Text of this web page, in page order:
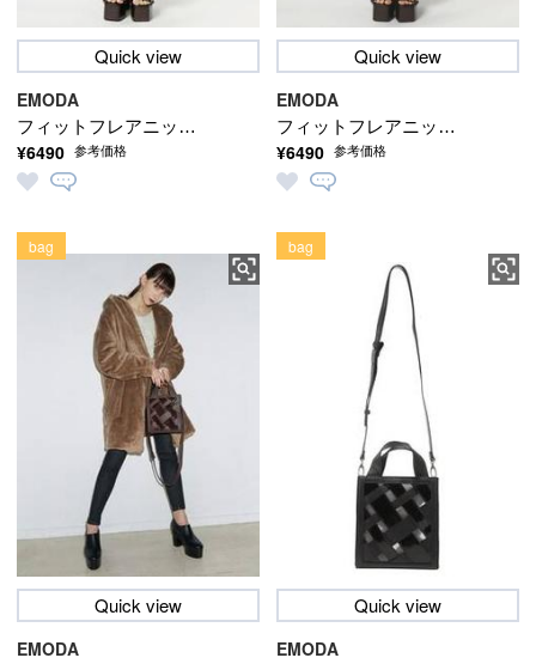
Quick view
フィットフレアニット
パンツ
EMODA
¥6490 参考価格
Quick view
フィットフレアニット
パンツ
EMODA
¥6490 参考価格
Quick view
EMODA
bag
Quick view
EMODA
bag